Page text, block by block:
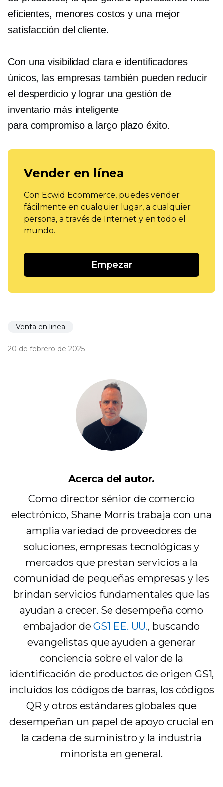
eficientes, menores costos y una mejor
satisfacción del cliente.
Con una visibilidad clara e identificadores
únicos, las empresas también pueden reducir
el desperdicio y lograr una gestión de
inventario más inteligente
para compromiso a largo plazo éxito.
Vender en línea
Con Ecwid Ecommerce, puedes vender
fácilmente en cualquier lugar, a cualquier
persona, a través de Internet y en todo el
mundo.
Empezar
Venta en linea
20 de febrero de 2025
Acerca del autor.
Como director sénior de comercio
electrónico, Shane Morris trabaja con una
amplia variedad de proveedores de
soluciones, empresas tecnológicas y
mercados que prestan servicios a la
comunidad de pequeñas empresas y les
brindan servicios fundamentales que las
ayudan a crecer. Se desempeña como
embajador deGS1 EE. UU., buscando
evangelistas que ayuden a generar
conciencia sobre el valor de la
identificación de productos de origen GS1,
incluidos los códigos de barras, los códigos
QR y otros estándares globales que
desempeñan un papel de apoyo crucial en
la cadena de suministro y la industria
minorista en general.